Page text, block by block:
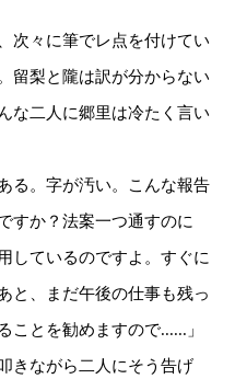
次々に筆でレ点を付けてい
留梨と隴は訳が分からない
な二人に郷里は冷たく言い
る。字が汚い。こんな報告
すか？法案一つ通すのに
しているのですよ。すぐに
と、まだ午後の仕事も残っ
ことを勧めますので......」
きながら二人にそう告げ